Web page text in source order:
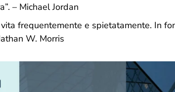
”. – Michael Jordan
frequentemente e spietatamente. In
W. Morris